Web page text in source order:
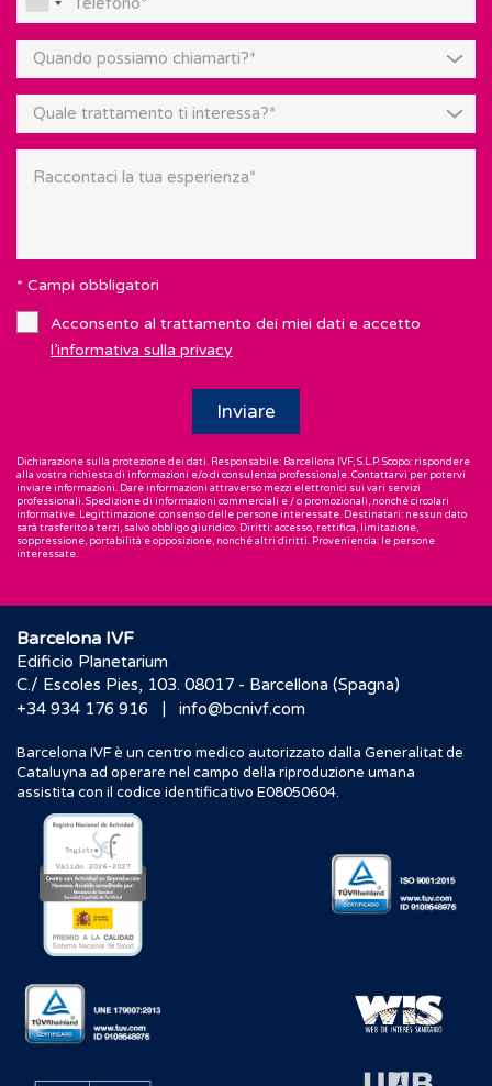
Quando possiamo chiamarti?*
Quale trattamento ti interessa?*
* Campi obbligatori
Acconsento al trattamento dei miei dati e accetto
l’informativa sulla privacy
Dichiarazione sulla protezione dei dati. Responsabile: Barcellona IVF, S.L.P. Scopo: rispondere
alla vostra richiesta di informazioni e/o di consulenza professionale. Contattarvi per potervi
inviare informazioni. Dare informazioni attraverso mezzi elettronici sui vari servizi
professionali. Spedizione di informazioni commerciali e / o promozionali, nonché circolari
informative. Legittimazione: consenso delle persone interessate. Destinatari: nessun dato
sarà trasferito a terzi, salvo obbligo giuridico. Diritti: accesso, rettifica, limitazione,
soppressione, portabilità e opposizione, nonché altri diritti. Proveniencia: le persone
interessate.
Barcelona IVF
Edificio Planetarium
C./ Escoles Pies, 103. 08017 - Barcellona (Spagna)
+34 934 176 916
| info@bcnivf.com
Barcelona IVF è un centro medico autorizzato dalla Generalitat de
Cataluyna ad operare nel campo della riproduzione umana
assistita con il codice identificativo E08050604.